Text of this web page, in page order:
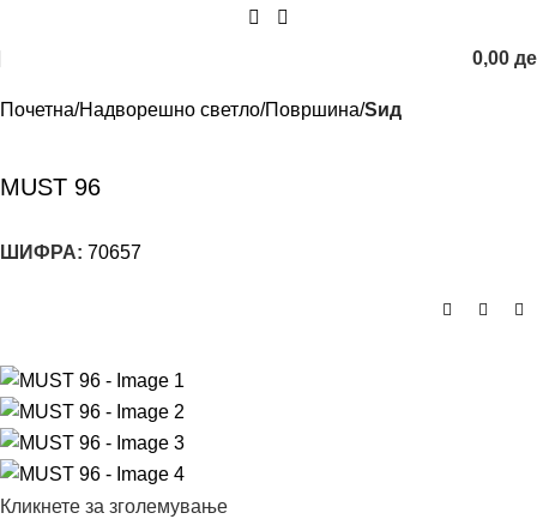
0,00
Почетна Надворешно светло Површина Ѕид
MUST 96
ШИФРА: 70657
Кликнете за зголемување